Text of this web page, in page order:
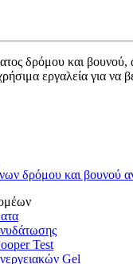
δρόμου και βουνού,
εργαλεία για να
δρόμου και βουνού
Test
Gel